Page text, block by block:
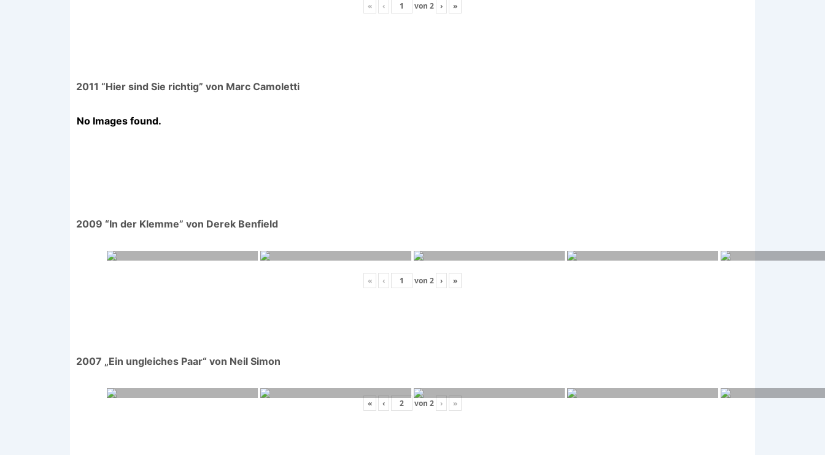
« ‹ von 2 › »
2011 “Hier sind Sie richtig” von Marc Camoletti
No Images found.
2009 “In der Klemme” von Derek Benfield
« ‹ von 2 › »
2007 „Ein ungleiches Paar“ von Neil Simon
« ‹ von 2 › »